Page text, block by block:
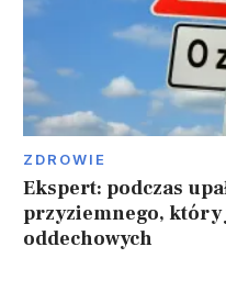
ZDROWIE
Ekspert: podczas
przyziemnego,
oddechowych